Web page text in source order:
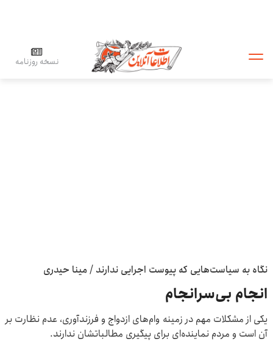
نسخه روزنامه
نگاه به سیاست‌هایی که پیوست اجرایی ندارند / مینا حیدری
انجام بی‌سرانجام
یکی از مشکلات مهم در زمینه وام‌های ازدواج و فرزندآوری، عدم نظارت بر
آن است و مردم نماینده‌ای برای پیگیری مطالباتشان ندارند.